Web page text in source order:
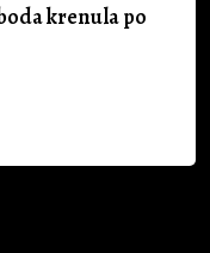
krenula po